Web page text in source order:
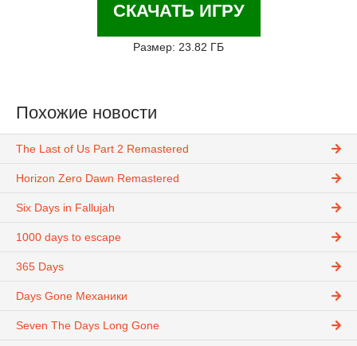
СКАЧАТЬ ИГРУ
Размер: 23.82 ГБ
Похожие новости
The Last of Us Part 2 Remastered
Horizon Zero Dawn Remastered
Six Days in Fallujah
1000 days to escape
365 Days
Days Gone Механики
Seven The Days Long Gone